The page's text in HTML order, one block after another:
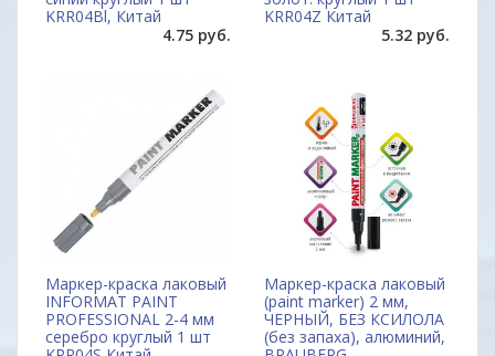
KRR04Bl, Китай
4.75 руб.
KRR04Z Китай
5.32 руб.
Маркер-краска лаковый
INFORMAT PAINT
PROFESSIONAL 2-4 мм
серебро круглый 1 шт
Маркер-краска лаковый
(paint marker) 2 мм,
ЧЕРНЫЙ, БЕЗ КСИЛОЛА
(без запаха), алюминий,